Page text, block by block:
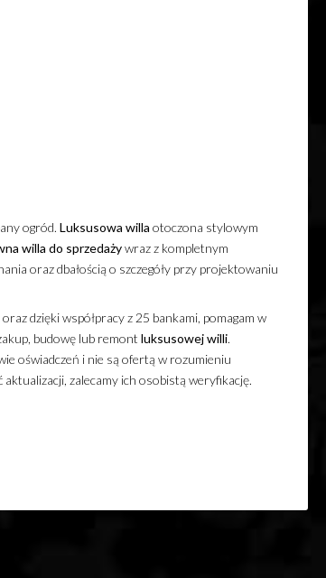
ogród. Luksusowa willa otoczona stylowym
willa do sprzedażywraz z kompletnym
oraz dbałością o szczegóły przy projektowaniu
dzięki współpracy z 25 bankami, pomagam w
budowę lub remont luksusowej willi.
oświadczeń i nie są ofertą w rozumieniu
zalecamy ich osobistą weryfikację.